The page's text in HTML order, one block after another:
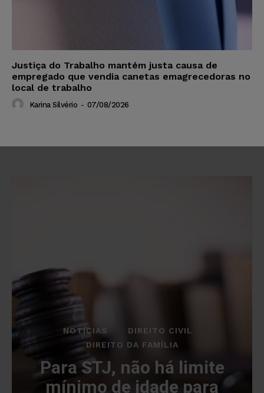
Justiça do Trabalho mantém justa causa de
empregado que vendia canetas emagrecedoras no
local de trabalho
Karina Silvério - 07/08/2026